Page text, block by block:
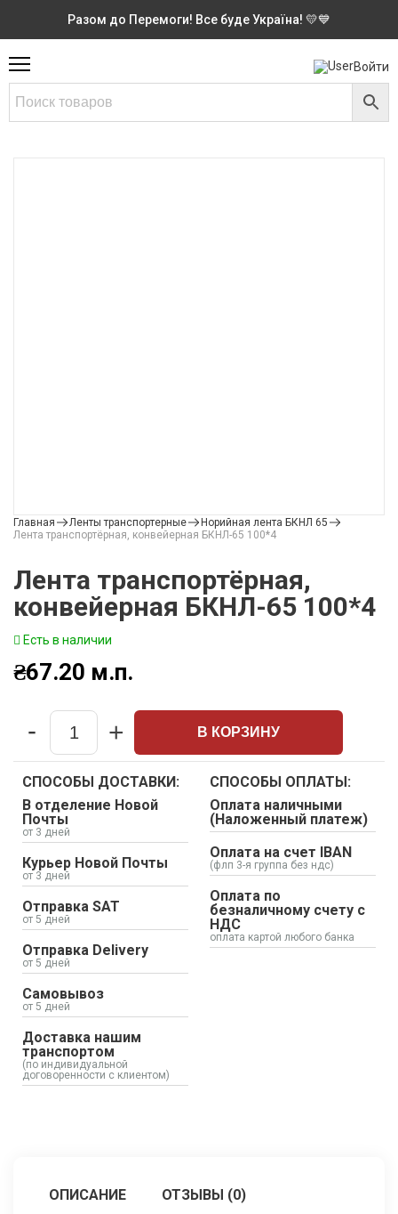
Разом до Перемоги! Все буде Україна! 💛💙
Войти
Главная Ленты транспортерные
Норийная лента БКНЛ 65
Лента транспортёрная, конвейерная БКНЛ-65 100*4
Лента транспортёрная,
конвейерная БКНЛ-65 100*4
Есть в наличии
₴67.20 м.п.
Quantity
- + В КОРЗИНУ
СПОСОБЫ ДОСТАВКИ:
В отделение Новой
Почты
от 3 дней
Курьер Новой Почты
от 3 дней
Отправка SAT
от 5 дней
Отправка Delivery
от 5 дней
Самовывоз
от 5 дней
Доставка нашим
транспортом
(по индивидуальной
договоренности с клиентом)
СПОСОБЫ ОПЛАТЫ:
Оплата наличными
(Наложенный платеж)
Оплата на счет IBAN
(флп 3-я группа без ндс)
Оплата по
безналичному счету с
НДС
оплата картой любого банка
ОПИСАНИЕ ОТЗЫВЫ (0)